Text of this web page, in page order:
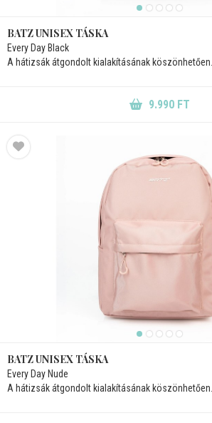
BATZ UNISEX TÁSKA
Every Day Black
A hátizsák átgondolt kialakításának köszönhetően...
9.990 FT
BATZ UNISEX TÁSKA
Every Day Nude
A hátizsák átgondolt kialakításának köszönhetően...